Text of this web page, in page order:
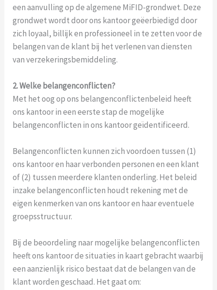
een aanvulling op de algemene MiFID-grondwet. Deze
grondwet wordt door ons kantoor geëerbiedigd door
zich loyaal, billijk en professioneel in te zetten voor de
belangen van de klant bij het verlenen van diensten
van verzekeringsbemiddeling.
2. Welke belangenconflicten?
Met het oog op ons belangenconflictenbeleid heeft
ons kantoor in een eerste stap de mogelijke
belangenconflicten in ons kantoor geïdentificeerd.
Belangenconflicten kunnen zich voordoen tussen (1)
ons kantoor en haar verbonden personen en een klant
of (2) tussen meerdere klanten onderling. Het beleid
inzake belangenconflicten houdt rekening met de
eigen kenmerken van ons kantoor en haar eventuele
groepsstructuur.
Bij de beoordeling naar mogelijke belangenconflicten
heeft ons kantoor de situaties in kaart gebracht waarbij
een aanzienlijk risico bestaat dat de belangen van de
klant worden geschaad. Het gaat om: